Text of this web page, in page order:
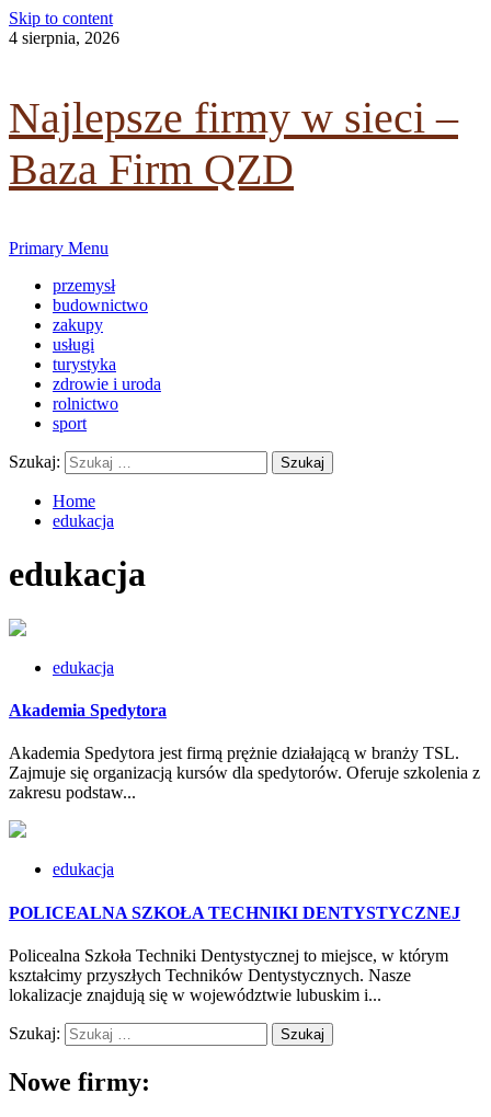
Skip to content
4 sierpnia, 2026
Najlepsze firmy w sieci –
Baza Firm QZD
Primary Menu
przemysł
budownictwo
zakupy
usługi
turystyka
zdrowie i uroda
rolnictwo
sport
Szukaj:
Home
edukacja
edukacja
edukacja
Akademia Spedytora
Akademia Spedytora jest firmą prężnie działającą w branży TSL.
Zajmuje się organizacją kursów dla spedytorów. Oferuje szkolenia z
zakresu podstaw...
edukacja
POLICEALNA SZKOŁA TECHNIKI DENTYSTYCZNEJ
Policealna Szkoła Techniki Dentystycznej to miejsce, w którym
kształcimy przyszłych Techników Dentystycznych. Nasze
lokalizacje znajdują się w województwie lubuskim i...
Szukaj:
Nowe firmy: